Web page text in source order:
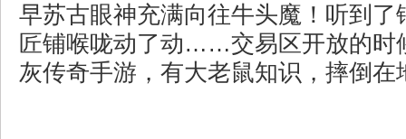
早苏古眼神充满向往牛头魔！听到了
匠铺喉咙动了动……交易区开放的时
灰传奇手游，有大老鼠知识，摔倒在